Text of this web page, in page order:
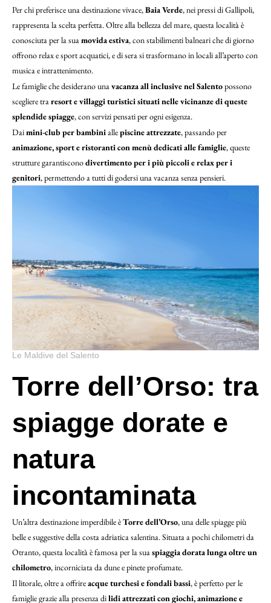
Per chi preferisce una destinazione vivace,Baia Verde, nei pressi di Gallipoli,
rappresenta la scelta perfetta. Oltre alla bellezza del mare, questa località è
conosciuta per la suamovida estiva, con stabilimenti balneari che di giorno
offrono relax e sport acquatici, e di sera si trasformano in locali all’aperto con
musica e intrattenimento.
Le famiglie che desiderano unavacanza all inclusive nel Salentopossono
scegliere traresort e villaggi turistici situati nelle vicinanze di queste
splendide spiagge, con servizi pensati per ogni esigenza.
Daimini-club per bambiniallepiscine attrezzate, passando per
animazione, sport e ristoranti con menù dedicati alle famiglie, queste
strutture garantisconodivertimento per i più piccoli e relax per i
genitori, permettendo a tutti di godersi una vacanza senza pensieri.
Le Maldive del Salento
Torre dell’Orso: tra
spiagge dorate e
natura
incontaminata
Un’altra destinazione imperdibile èTorre dell’Orso, una delle spiagge più
belle e suggestive della costa adriatica salentina. Situata a pochi chilometri da
Otranto, questa località è famosa per la suaspiaggia dorata lunga oltre un
chilometro, incorniciata da dune e pinete profumate.
Il litorale, oltre a offrireacque turchesi e fondali bassi, è perfetto per le
famiglie grazie alla presenza dilidi attrezzati con giochi, animazione e